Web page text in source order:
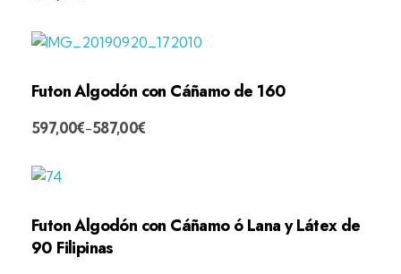
Futon Algodón con Cáñamo de 160
587,00€
-
597,00€
Futon Algodón con Cáñamo ó Lana y Látex de
90 Filipinas